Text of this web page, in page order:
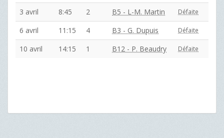
3 avril 8:45 2 B5 - L-M. Martin Défaite
6 avril 11:15 4 B3 - G. Dupuis Défaite
10 avril 14:15 1 B12 - P. Beaudry Défaite